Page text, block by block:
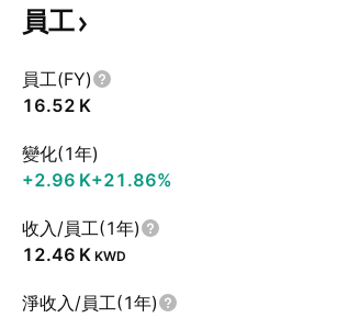
員工
員工(FY)
‪16.52 K‬
變化(1年)
‪+2.96 K‬+21.86%
收入/員工(1年)
‪12.46 K‬ KWD
淨收入/員工(1年)